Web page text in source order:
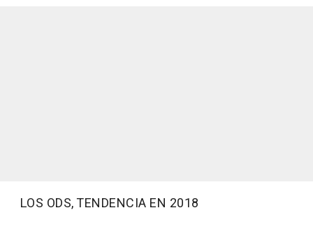
LOS ODS, TENDENCIA EN 2018